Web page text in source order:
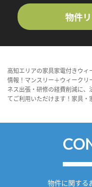
物件
高知エリアの家具家電付きウ
情報！マンスリー＋ウィークリ
ネス出張・研修の経費削減に
てご利用いただけます！家具・
物件に関する